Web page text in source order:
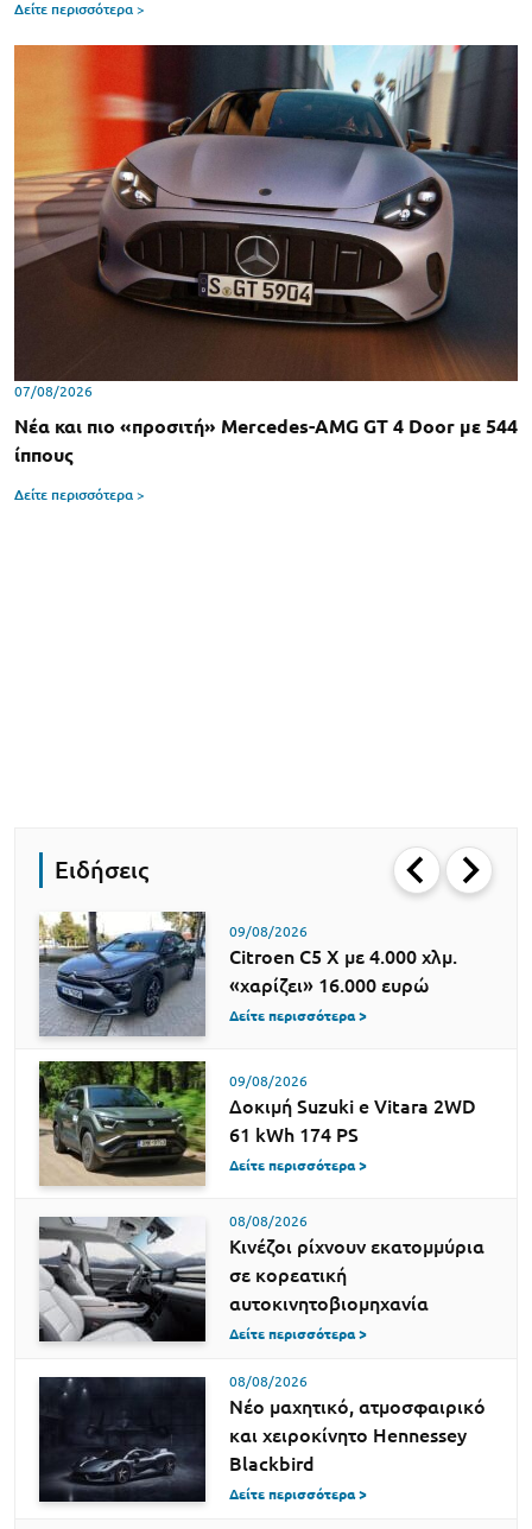
Δείτε περισσότερα >
07/08/2026
Νέα και πιο «προσιτή» Mercedes-AMG GT 4 Door με 544
ίππους
Δείτε περισσότερα >
Ειδήσεις
09/08/2026
Citroen C5 X με 4.000 χλμ.
«χαρίζει» 16.000 ευρώ
Δείτε περισσότερα >
09/08/2026
Δοκιμή Suzuki e Vitara 2WD
61 kWh 174 PS
Δείτε περισσότερα >
08/08/2026
Κινέζοι ρίχνουν εκατομμύρια
σε κορεατική
αυτοκινητοβιομηχανία
Δείτε περισσότερα >
08/08/2026
Νέο μαχητικό, ατμοσφαιρικό
και χειροκίνητο Hennessey
Blackbird
Δείτε περισσότερα >